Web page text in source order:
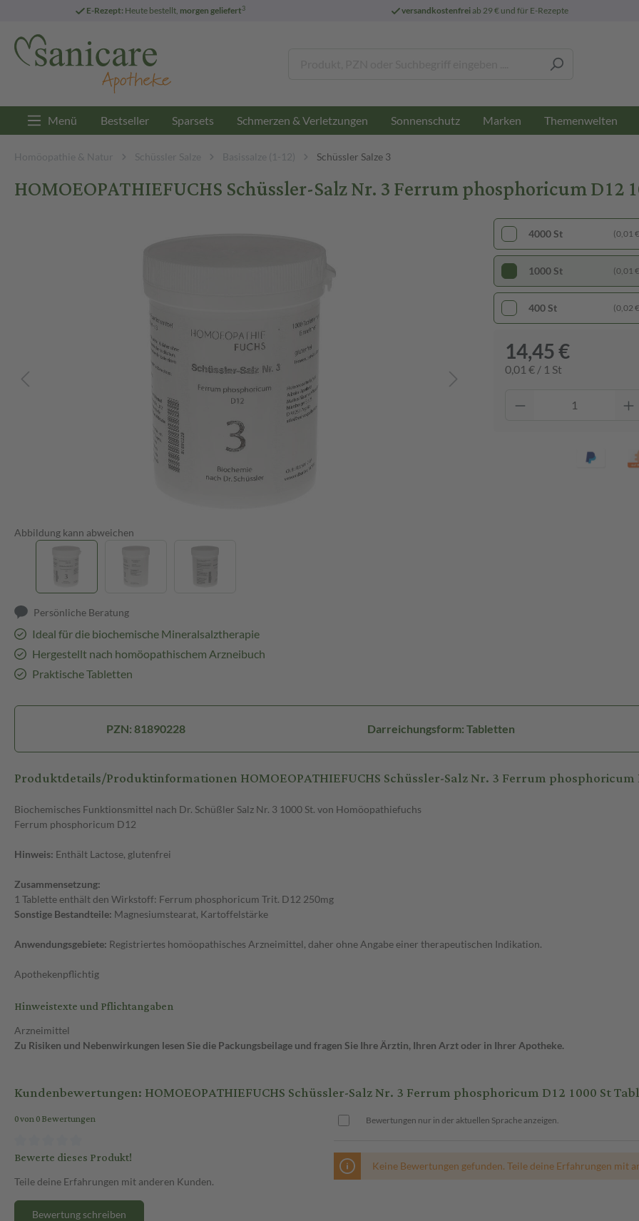
E-Rezept: Heute bestellt, morgen geliefert3 versandkostenfreiab 29 € und für E-Rezepte
Menü Bestseller Sparsets Schmerzen & Verletzungen Sonnenschutz Marken Themenwelten
Homöopathie & Natur Schüssler Salze Basissalze (1-12) Schüssler Salze 3
HOMOEOPATHIEFUCHS Schüssler-Salz Nr. 3 Ferrum phosphoricum D12
Abbildung kann abweichen
Persönliche Beratung
Ideal für die biochemische Mineralsalztherapie
Hergestellt nach homöopathischem Arzneibuch
Praktische Tabletten
4000 St (0,01
1000 St (0,01
400 St (0,02
14,45 €
0,01 € / 1 St
PZN: 81890228 Darreichungsform: Tabletten
Produktdetails/Produktinformationen HOMOEOPATHIEFUCHS Schüssler-Salz Nr. 3 Ferrum phosphoricum
Biochemisches Funktionsmittel nach Dr. Schüßler Salz Nr. 3 1000 St. von Homöopathiefuchs
Ferrum phosphoricum D12
Hinweis: Enthält Lactose, glutenfrei
Zusammensetzung:
1 Tablette enthält den Wirkstoff: Ferrum phosphoricum Trit. D12 250mg
Sonstige Bestandteile: Magnesiumstearat, Kartoffelstärke
Anwendungsgebiete: Registriertes homöopathisches Arzneimittel, daher ohne Angabe einer therapeutischen Indikation.
Apothekenpflichtig
Hinweistexte und Pflichtangaben
Arzneimittel
Zu Risiken und Nebenwirkungen lesen Sie die Packungsbeilage und fragen Sie Ihre Ärztin, Ihren Arzt oder in Ihrer Apotheke.
Kundenbewertungen: HOMOEOPATHIEFUCHS Schüssler-Salz Nr. 3 Ferrum phosphoricum D12 1000 St
0 von 0 Bewertungen
Bewerte dieses Produkt!
Teile deine Erfahrungen mit anderen Kunden.
Bewertung schreiben
Bewertungen nur in der aktuellen Sprache anzeigen.
Keine Bewertungen gefunden. Teile deine Erfahrungen mit